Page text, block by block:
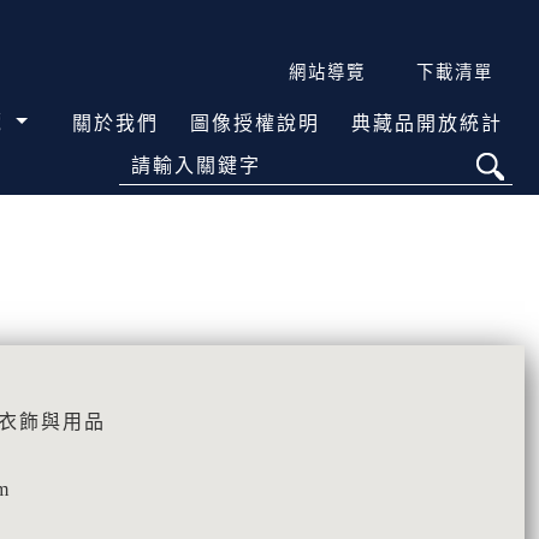
網站導覽 下載清單
關於我們 圖像授權說明 典藏品開放統計
請輸入關鍵字
飾與用品